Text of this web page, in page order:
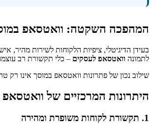
המהפכה השקטה: וואטסאפ
בעידן הדיגיטלי, ציפיות הלקוחות לשירות מהיר,
לתמונה וואטסאפ לעסקים – כלי תקשורת רב
שילוב נכון של פתרונות וואטסאפ במוסך אינו רק
היתרונות המרכזיים של וואטסאפ
1. תקשורת לקוחות משופרת ומהירה